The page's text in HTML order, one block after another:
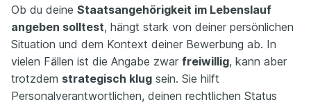
Ob du deine Staatsangehörigkeit im Lebenslauf
angeben solltest, hängt stark von deiner persönlichen
Situation und dem Kontext deiner Bewerbung ab. In
vielen Fällen ist die Angabe zwar freiwillig, kann aber
trotzdem strategisch klug sein. Sie hilft
Personalverantwortlichen, deinen rechtlichen Status